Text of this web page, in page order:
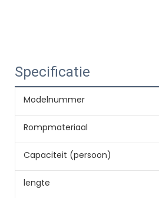
Specificatie
Modelnummer
Rompmateriaal
Capaciteit (persoon)
lengte